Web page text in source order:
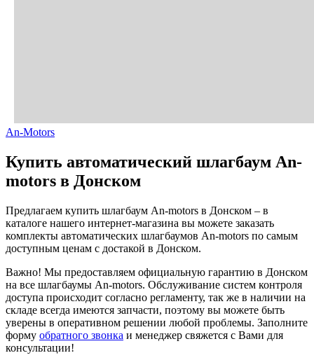
An-Motors
Купить автоматический шлагбаум An-
motors в Донском
Предлагаем купить шлагбаум An-motors в Донском – в
каталоге нашего интернет-магазина вы можете заказать
комплекты автоматических шлагбаумов An-motors по самым
доступным ценам с достакой в Донском.
Важно! Мы предоставляем официальную гарантию в Донском
на все шлагбаумы An-motors. Обслуживание систем контроля
доступа происходит согласно регламенту, так же в наличии на
складе всегда имеются запчасти, поэтому вы можете быть
уверены в оперативном решении любой проблемы. Заполните
форму обратного звонка и менеджер свяжется с Вами для
консультации!